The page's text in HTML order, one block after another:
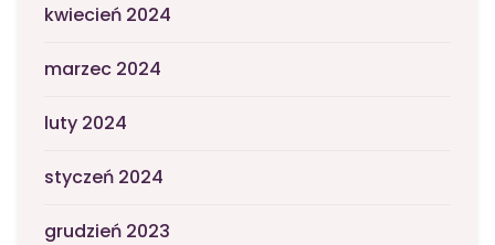
kwiecień 2024
marzec 2024
luty 2024
styczeń 2024
grudzień 2023